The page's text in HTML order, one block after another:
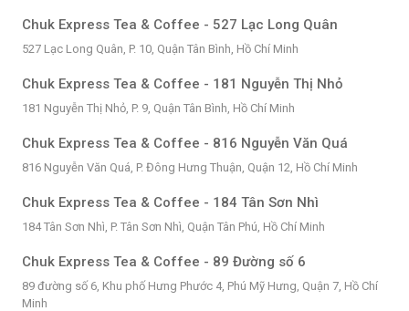
Chuk Express Tea & Coffee - 527 Lạc Long Quân
527 Lạc Long Quân, P. 10, Quận Tân Bình, Hồ Chí Minh
Chuk Express Tea & Coffee - 181 Nguyễn Thị Nhỏ
181 Nguyễn Thị Nhỏ, P. 9, Quận Tân Bình, Hồ Chí Minh
Chuk Express Tea & Coffee - 816 Nguyễn Văn Quá
816 Nguyễn Văn Quá, P. Đông Hưng Thuận, Quận 12, Hồ Chí Minh
Chuk Express Tea & Coffee - 184 Tân Sơn Nhì
184 Tân Sơn Nhì, P. Tân Sơn Nhì, Quận Tân Phú, Hồ Chí Minh
Chuk Express Tea & Coffee - 89 Đường số 6
89 đường số 6, Khu phố Hưng Phước 4, Phú Mỹ Hưng, Quận 7, Hồ Chí
Minh